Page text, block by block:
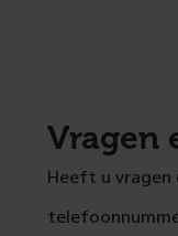
Vragen
Heeft u vragen